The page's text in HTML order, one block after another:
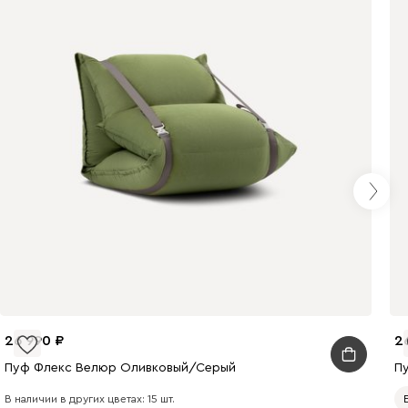
26 990
Пуф Флекс Велюр Оливковый/Серый
В наличии в других цветах: 15 шт.